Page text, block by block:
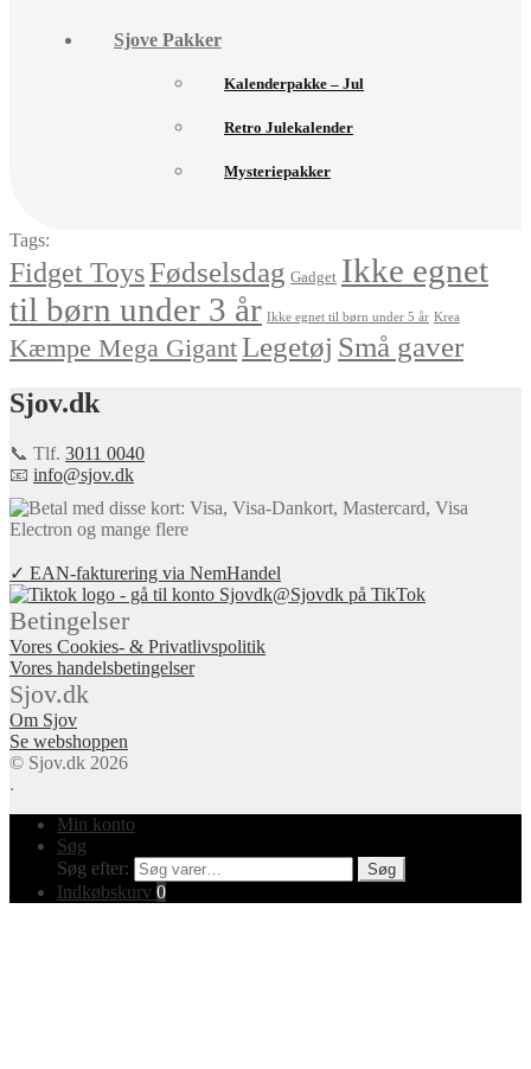
Sjove Pakker
Kalenderpakke – Jul
Retro Julekalender
Mysteriepakker
Tags:
Fidget ToysFødselsdag Gadget Ikke egnet
til børn under 3 år Ikke egnet til børn under 5 år Krea
Kæmpe Mega GigantLegetøj Små gaver
Sjov.dk
📞 Tlf. 3011 0040
📧 info@sjov.dk
✓ EAN-fakturering via NemHandel
@Sjovdk på TikTok
Betingelser
Vores Cookies- & Privatlivspolitik
Vores handelsbetingelser
Sjov.dk
Om Sjov
Se webshoppen
© Sjov.dk 2026
.
Min konto
Søg
Søg efter:
Søg
Indkøbskurv 0